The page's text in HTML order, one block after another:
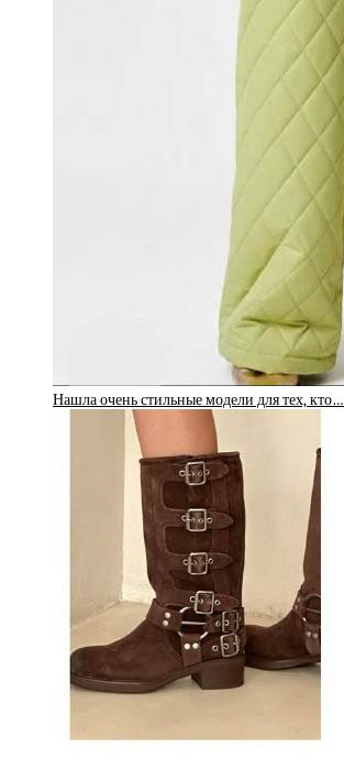
Нашла очень стильные модели для тех, кто…